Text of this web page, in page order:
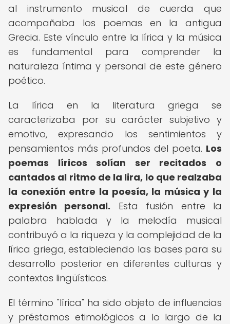
al instrumento musical de cuerda que
acompañaba los poemas en la antigua
Grecia. Este vínculo entre la lírica y la música
es fundamental para comprender la
naturaleza íntima y personal de este género
poético.
La lírica en la literatura griega se
caracterizaba por su carácter subjetivo y
emotivo, expresando los sentimientos y
pensamientos más profundos del poeta. Los
poemas líricos solían ser recitados o
cantados al ritmo de la lira, lo que realzaba
la conexión entre la poesía, la música y la
expresión personal. Esta fusión entre la
palabra hablada y la melodía musical
contribuyó a la riqueza y la complejidad de la
lírica griega, estableciendo las bases para su
desarrollo posterior en diferentes culturas y
contextos lingüísticos.
El término "lírica" ha sido objeto de influencias
y préstamos etimológicos a lo largo de la